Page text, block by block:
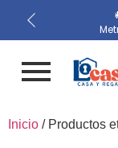
Inicio / Productos